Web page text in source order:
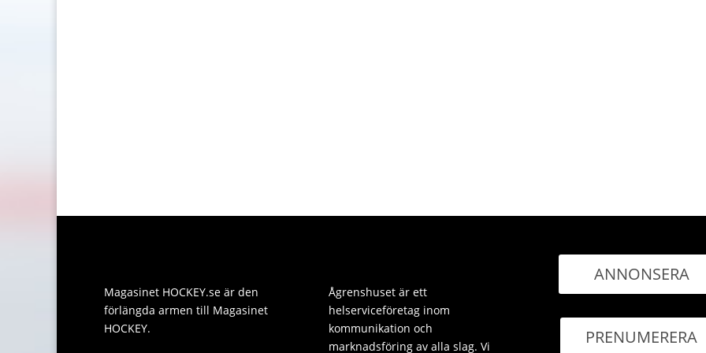
Magasinet HOCKEY.se är den
förlängda armen till Magasinet
HOCKEY.
Ågrenshuset är ett
helserviceföretag inom
kommunikation och
marknadsföring av alla slag. Vi
ANNONSERA
PRENUMERERA